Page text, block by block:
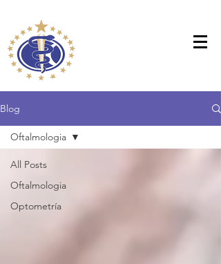
Blog
All Posts
Oftalmologia
Optometría
Oftalmologia